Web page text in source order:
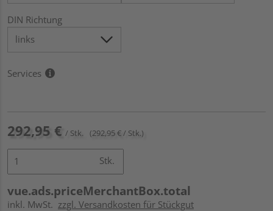
DIN Richtung
Services
292,95 € / Stk. (292,95 € / Stk.)
Stk.
vue.ads.priceMerchantBox.total
inkl. MwSt. zzgl. Versandkosten für Stückgut